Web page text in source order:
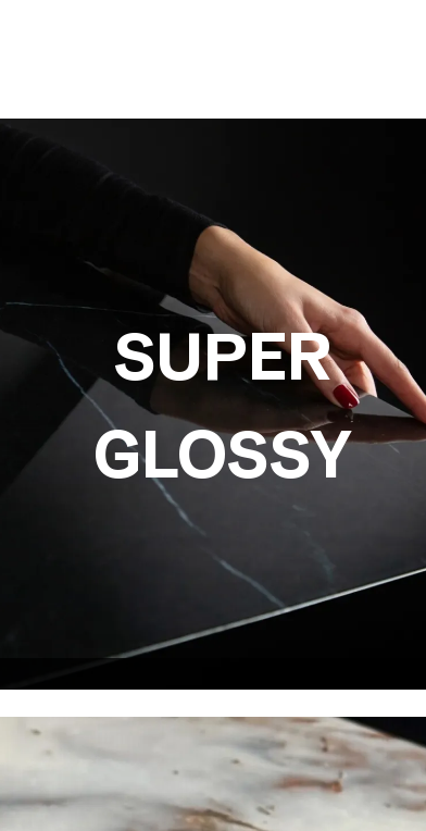
SUPER
GLOSSY
Glossy
Super Glossy es la superficie
con efecto espejo de